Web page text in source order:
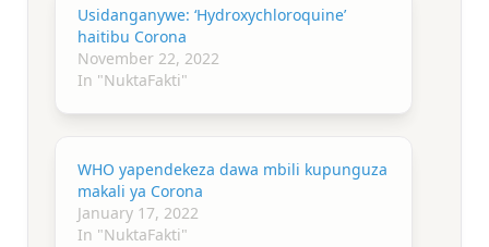
Usidanganywe: ‘Hydroxychloroquine’
haitibu Corona
November 22, 2022
In "NuktaFakti"
WHO yapendekeza dawa mbili kupunguza
makali ya Corona
January 17, 2022
In "NuktaFakti"